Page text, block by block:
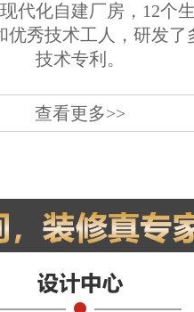
代化自建厂房，12个
优秀技术工人，研发了
技术专利。
查看更多>>